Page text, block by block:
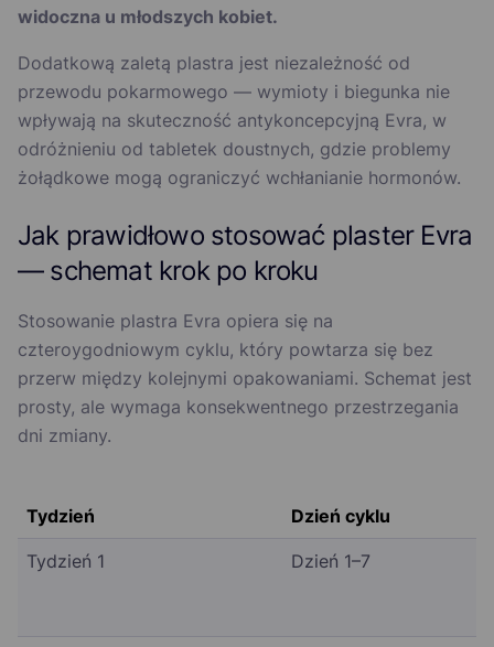
widoczna u młodszych kobiet.
Dodatkową zaletą plastra jest niezależność od
przewodu pokarmowego — wymioty i biegunka nie
wpływają na skuteczność antykoncepcyjną Evra, w
odróżnieniu od tabletek doustnych, gdzie problemy
żołądkowe mogą ograniczyć wchłanianie hormonów.
Jak prawidłowo stosować plaster Evra
— schemat krok po kroku
Stosowanie plastra Evra opiera się na
czteroygodniowym cyklu, który powtarza się bez
przerw między kolejnymi opakowaniami. Schemat jest
prosty, ale wymaga konsekwentnego przestrzegania
dni zmiany.
Tydzień Dzień cyklu
Tydzień 1 Dzień 1–7